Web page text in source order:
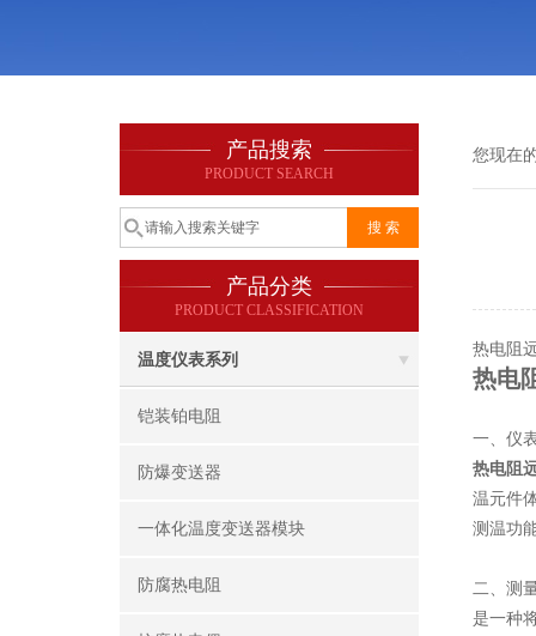
产品搜索
PRODUCT SEARCH
产品分类
PRODUCT CLASSIFICATION
温度仪表系列
铠装铂电阻
防爆变送器
一体化温度变送器模块
防腐热电阻
您现在
热电阻
热电
一、仪
热电阻
温元件
测温功
二、测
是一种